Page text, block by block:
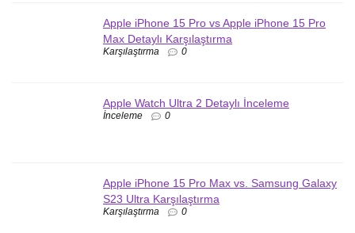
Apple iPhone 15 Pro vs Apple iPhone 15 Pro
Max Detaylı Karşılaştırma
Karşılaştırma 0
Apple Watch Ultra 2 Detaylı İnceleme
İnceleme 0
Apple iPhone 15 Pro Max vs. Samsung Galaxy
S23 Ultra Karşılaştırma
Karşılaştırma 0